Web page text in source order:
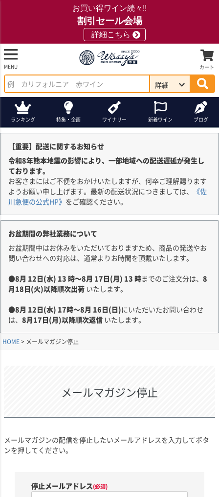
お買い得ワイン続々!!
割引セール会場
詳細こちら
MENU カート
詳細
ランキング 特集・企画 ワイナリー 新着ワイン ブログ
【重要】配送に関するお知らせ
令和8年熊本地震の影響により、一部地域への配送遅延が発生し
ております。
お客さまにはご不便をおかけいたしますが、何卒ご理解賜ります
ようお願い申し上げます。最新の配送状況につきましては、
《佐
川急便の公式HP》 をご確認ください。
お盆期間の弊社業務について
お盆期間中はお休みをいただいておりますため、商品の発送やお
問い合わせへの対応は、通常よりお時間を頂戴いたします。
●8月 12日(水) 13 時～8月 17日(月) 13 時までのご注文分は、 8
月18日(火)以降順次出荷 いたします。
●8月 12日(水) 17時～8月 16日(日)にいただいたお問い合わせ
は、 8月17日(月)以降順次返信 いたします。
HOME メールマガジン停止
メールマガジン停止
メールマガジンの配信を停止したいメールアドレスを入力してボタ
ンを押してください。
停止メールアドレス(必須)